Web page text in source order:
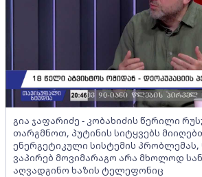
გია ჯაფარიძე - კობახიძის წერილი
თარგმნოთ, პუტინის სიტყვებს
ენერგეტიკული სისტემის
ვაპირებ მოვიმარაგო არა მხოლოდ
აღვადგინო ხაზის ტელეფონიც